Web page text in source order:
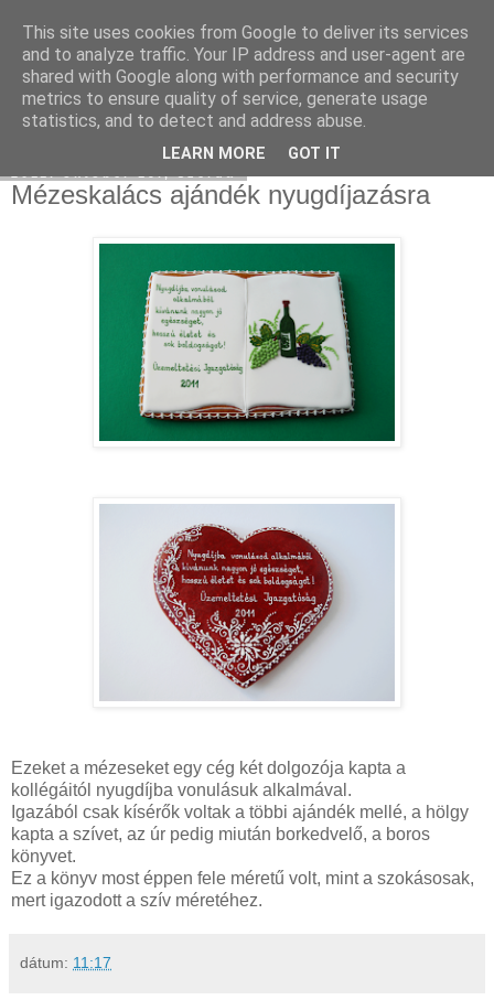
Moha Konyha
Mézeskalács ajándék nyugdíjazásra
Ezeket a mézeseket egy cég két dolgozója kapta a
kollégáitól nyugdíjba vonulásuk alkalmával.
Igazából csak kísérők voltak a többi ajándék mellé, a hölgy
kapta a szívet, az úr pedig miután borkedvelő, a boros
könyvet.
Ez a könyv most éppen fele méretű volt, mint a szokásosak,
mert igazodott a szív méretéhez.
dátum: 11:17
This site uses cookies from Google to deliver its services
and to analyze traffic. Your IP address and user-agent are
shared with Google along with performance and security
metrics to ensure quality of service, generate usage
statistics, and to detect and address abuse.
LEARN MORE GOT IT